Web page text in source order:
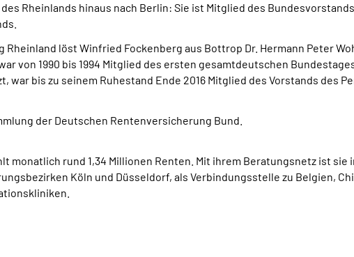
Rheinlands hinaus nach Berlin: Sie ist Mitglied des
löst Winfried Fockenberg aus Bottrop Dr. Hermann Peter
von 1990 bis 1994 Mitglied des ersten gesamtdeutschen
bis zu seinem Ruhestand Ende 2016 Mitglied des Vorstands des
der Deutschen Rentenversicherung Bund.
rund 1,34 Millionen Renten. Mit ihrem Beratungsnetz ist sie
Köln und Düsseldorf, als Verbindungsstelle zu Belgien,